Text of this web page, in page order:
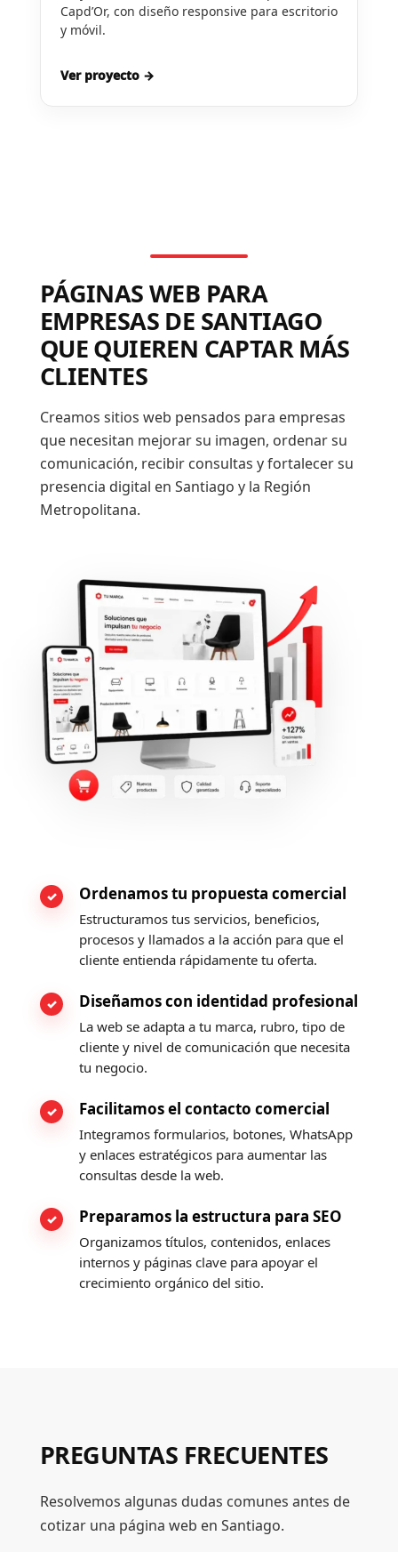
Capd’Or, con diseño responsive para escritorio
y móvil.
Ver proyecto →
PÁGINAS WEB PARA
EMPRESAS DE SANTIAGO
QUE QUIEREN CAPTAR MÁS
CLIENTES
Creamos sitios web pensados para empresas
que necesitan mejorar su imagen, ordenar su
comunicación, recibir consultas y fortalecer su
presencia digital en Santiago y la Región
Metropolitana.
Ordenamos tu propuesta comercial
Estructuramos tus servicios, beneficios,
procesos y llamados a la acción para que el
cliente entienda rápidamente tu oferta.
Diseñamos con identidad profesional
La web se adapta a tu marca, rubro, tipo de
cliente y nivel de comunicación que necesita
tu negocio.
Facilitamos el contacto comercial
Integramos formularios, botones, WhatsApp
y enlaces estratégicos para aumentar las
consultas desde la web.
Preparamos la estructura para SEO
Organizamos títulos, contenidos, enlaces
internos y páginas clave para apoyar el
crecimiento orgánico del sitio.
PREGUNTAS FRECUENTES
Resolvemos algunas dudas comunes antes de
cotizar una página web en Santiago.